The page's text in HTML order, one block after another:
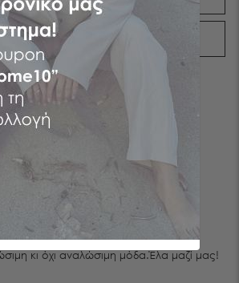
ΕΠΙΣΤΡΟΦΕΣ
mom fit
1.76, Στήθος 83, Μέση 60,
και κατασκευάζονται εξ'
κι όχι αναλώσιμη μόδα.Έλα μαζί μας!